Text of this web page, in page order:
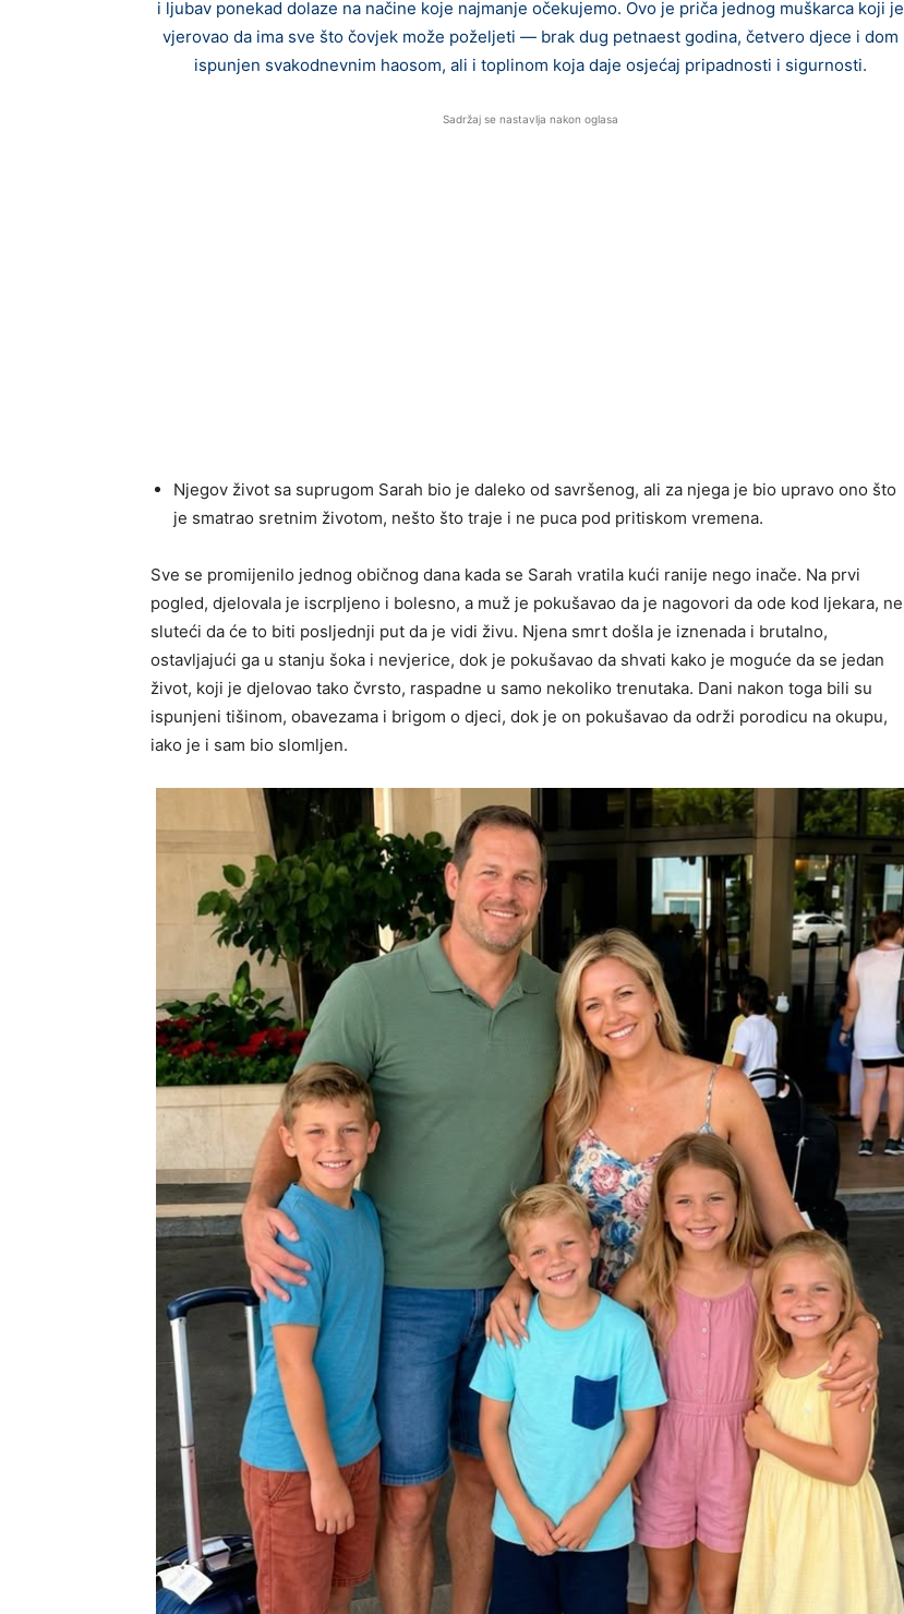
i ljubav ponekad dolaze na načine koje najmanje očekujemo. Ovo je priča jednog muškarca koji je
vjerovao da ima sve što čovjek može poželjeti — brak dug petnaest godina, četvero djece i dom
ispunjen svakodnevnim haosom, ali i toplinom koja daje osjećaj pripadnosti i sigurnosti.
Sadržaj se nastavlja nakon oglasa
Njegov život sa suprugom Sarah bio je daleko od savršenog, ali za njega je bio upravo ono što
je smatrao sretnim životom, nešto što traje i ne puca pod pritiskom vremena.
Sve se promijenilo jednog običnog dana kada se Sarah vratila kući ranije nego inače. Na prvi
pogled, djelovala je iscrpljeno i bolesno, a muž je pokušavao da je nagovori da ode kod ljekara, ne
sluteći da će to biti posljednji put da je vidi živu. Njena smrt došla je iznenada i brutalno,
ostavljajući ga u stanju šoka i nevjerice, dok je pokušavao da shvati kako je moguće da se jedan
život, koji je djelovao tako čvrsto, raspadne u samo nekoliko trenutaka. Dani nakon toga bili su
ispunjeni tišinom, obavezama i brigom o djeci, dok je on pokušavao da održi porodicu na okupu,
iako je i sam bio slomljen.